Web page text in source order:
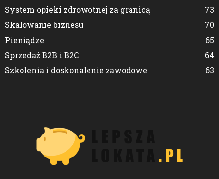
System opieki zdrowotnej za granicą
73
Skalowanie biznesu
70
Pieniądze
65
Sprzedaż B2B i B2C
64
Szkolenia i doskonalenie zawodowe
63